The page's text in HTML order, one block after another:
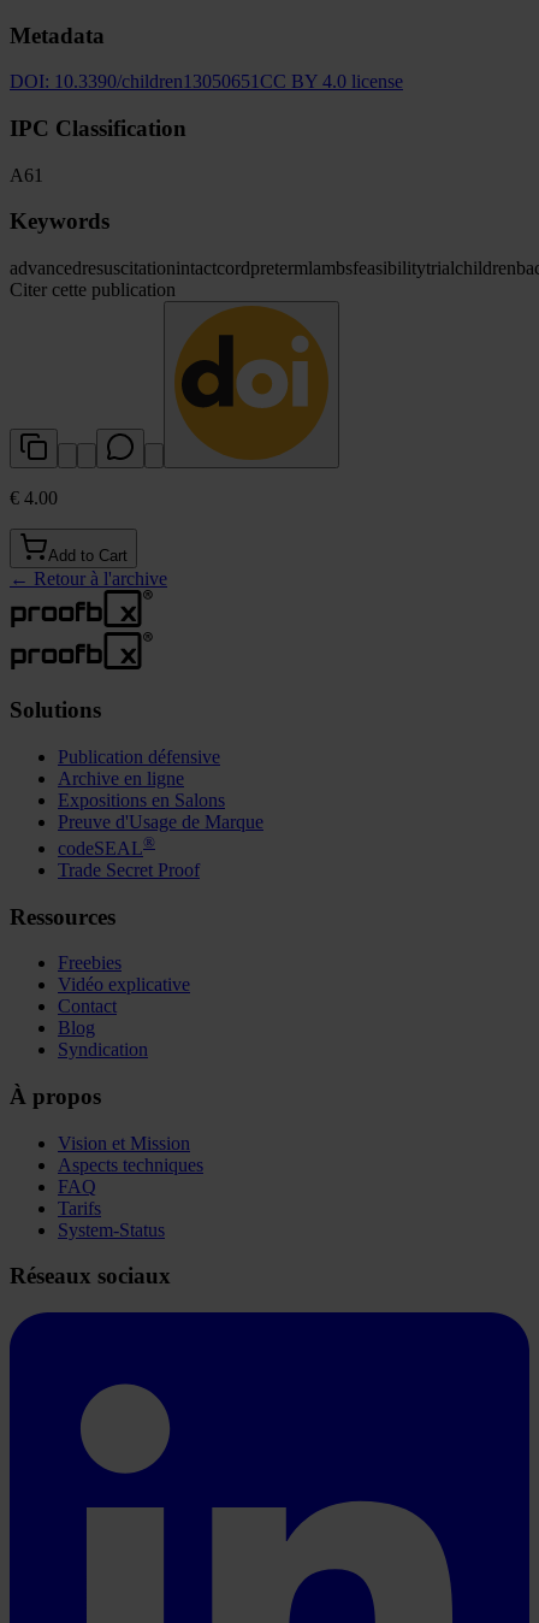
Metadata
DOI: 10.3390/children13050651 CC BY 4.0 license
IPC Classification
A61
Keywords
advancedresuscitationintactcordpretermlambsfeasibilitytrialchildren
Citer cette publication
€ 4.00
Add to Cart
← Retour à l'archive
Solutions
Publication défensive
Archive en ligne
Expositions en Salons
Preuve d'Usage de Marque
codeSEAL®
Trade Secret Proof
Ressources
Freebies
Vidéo explicative
Contact
Blog
Syndication
À propos
Vision et Mission
Aspects techniques
FAQ
Tarifs
System-Status
Réseaux sociaux